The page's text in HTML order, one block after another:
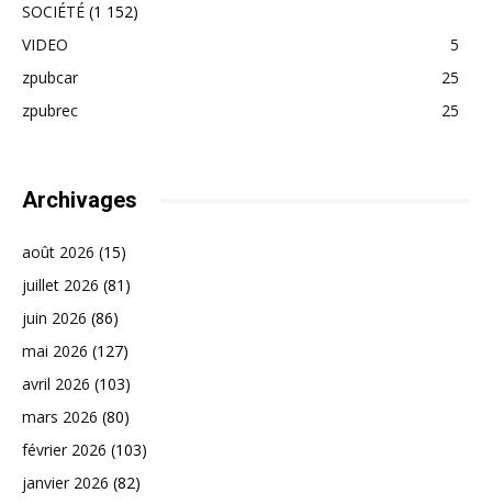
SOCIÉTÉ (1 152)
VIDEO
5
zpubcar
25
zpubrec
25
Archivages
août 2026 (15)
juillet 2026 (81)
juin 2026 (86)
mai 2026 (127)
avril 2026 (103)
mars 2026 (80)
février 2026 (103)
janvier 2026 (82)